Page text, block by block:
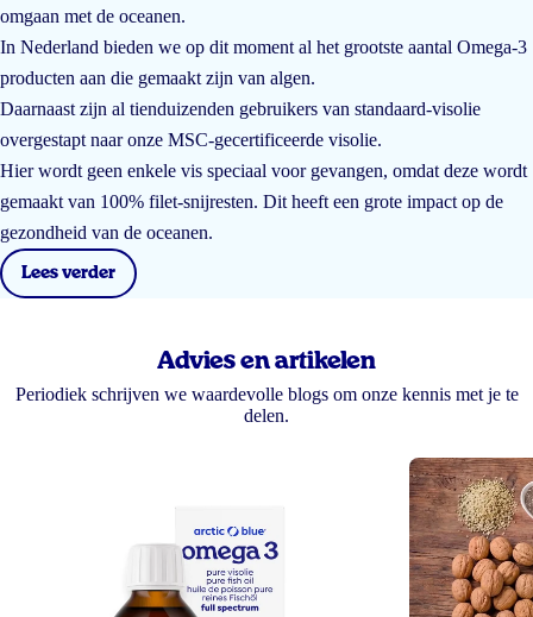
omgaan met de oceanen.
In Nederland bieden we op dit moment al het grootste aantal Omega-3
producten aan die gemaakt zijn van algen.
Daarnaast zijn al tienduizenden gebruikers van standaard-visolie
overgestapt naar onze MSC-gecertificeerde visolie.
Hier wordt geen enkele vis speciaal voor gevangen, omdat deze wordt
gemaakt van 100% filet-snijresten. Dit heeft een grote impact op de
gezondheid van de oceanen.
Lees verder
Advies en artikelen
Periodiek schrijven we waardevolle blogs om onze kennis met je te
delen.